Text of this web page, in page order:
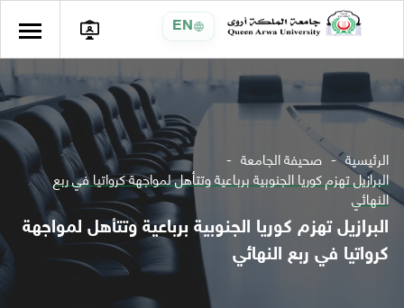
EN
الرئيسية صحيفة الجامعة
البرازيل تهزم كوريا الجنوبية برباعية وتتأهل لمواجهة كرواتيا في ربع
النهائي
البرازيل تهزم كوريا الجنوبية برباعية وتتأهل لمواجهة
كرواتيا في ربع النهائي